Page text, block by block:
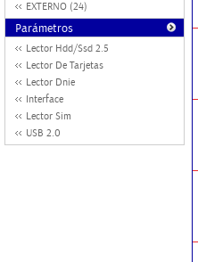
EXTERNO (24)
Parámetros
Lector Hdd/Ssd 2.5
Lector De Tarjetas
Lector Dnie
Interface
Lector Sim
USB 2.0